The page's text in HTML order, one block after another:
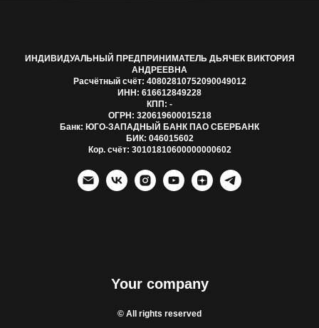
ИНДИВИДУАЛЬНЫЙ ПРЕДПРИНИМАТЕЛЬ ДЬЯЧЕК ВИКТОРИЯ
АНДРЕЕВНА
Расчётный счёт: 40802810752090049012
ИНН: 616612849228
КПП: -
ОГРН: 320619600015218
Банк: ЮГО-ЗАПАДНЫЙ БАНК ПАО СБЕРБАНК
БИК: 046015602
Кор. счёт: 30101810600000000602
Your company
© All rights reserved